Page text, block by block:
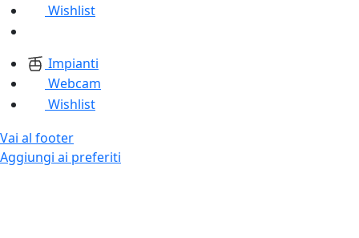
Wishlist
Impianti
Webcam
Wishlist
Vai al footer
Aggiungi ai preferiti